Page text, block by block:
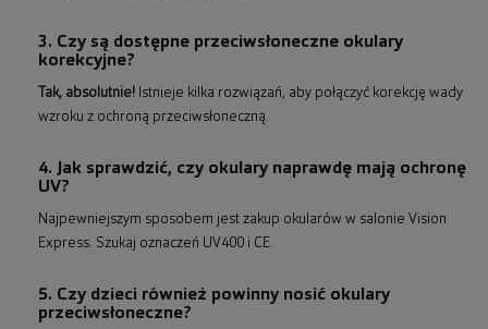
3. Czy są dostępne przeciwsłoneczne okulary
korekcyjne?
Tak, absolutnie! Istnieje kilka rozwiązań, aby połączyć korekcję wady
wzroku z ochroną przeciwsłoneczną.
4. Jak sprawdzić, czy okulary naprawdę mają ochronę
UV?
Najpewniejszym sposobem jest zakup okularów w salonie Vision
Express. Szukaj oznaczeń UV400 i CE.
5. Czy dzieci również powinny nosić okulary
przeciwsłoneczne?